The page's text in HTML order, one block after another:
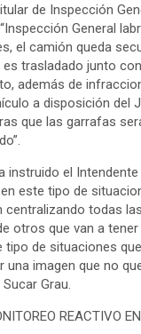
de Inspección
General
el camión queda
es trasladado junto
además de
a disposición del
que las garrafas
instruido el
este tipo de
centralizando todas
otros que van a
tipo de situaciones
una imagen que no
Grau.
REACTIVO